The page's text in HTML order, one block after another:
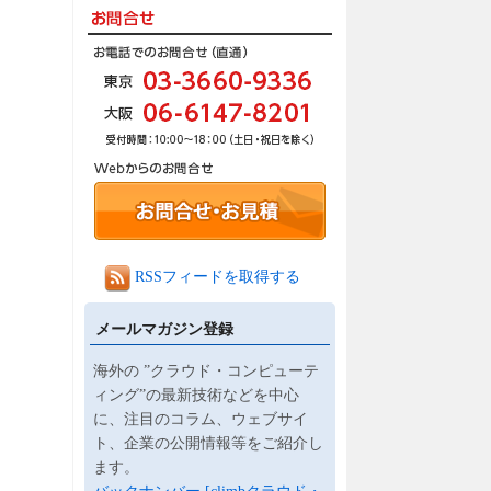
RSSフィードを取得する
メールマガジン登録
海外の ”クラウド・コンピューテ
ィング”の最新技術などを中心
に、注目のコラム、ウェブサイ
ト、企業の公開情報等をご紹介し
ます。